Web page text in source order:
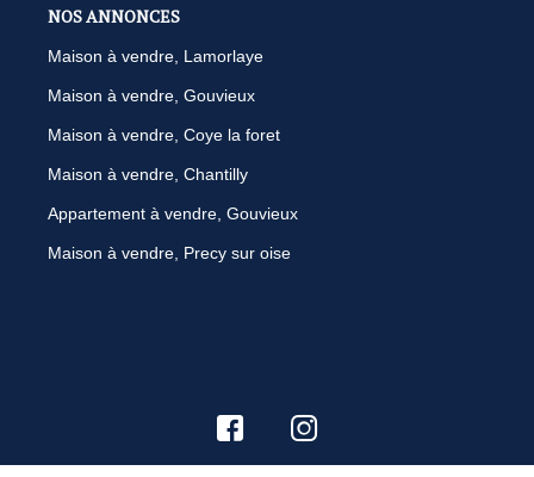
NOS ANNONCES
Maison à vendre, Lamorlaye
Maison à vendre, Gouvieux
Maison à vendre, Coye la foret
Maison à vendre, Chantilly
Appartement à vendre, Gouvieux
Maison à vendre, Precy sur oise